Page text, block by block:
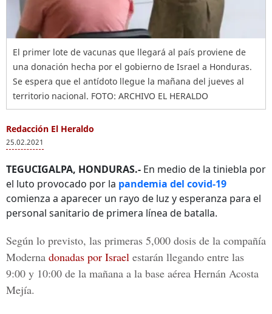
El primer lote de vacunas que llegará al país proviene de
una donación hecha por el gobierno de Israel a Honduras.
Se espera que el antídoto llegue la mañana del jueves al
territorio nacional. FOTO: ARCHIVO EL HERALDO
Redacción El Heraldo
25.02.2021
TEGUCIGALPA, HONDURAS.- En medio de la tiniebla por
el luto provocado por la pandemia del covid-19
comienza a aparecer un rayo de luz y esperanza para el
personal sanitario de primera línea de batalla.
Según lo previsto, las primeras 5,000 dosis de la compañía
Moderna donadas por Israel estarán llegando entre las
9:00 y 10:00 de la mañana a la base aérea Hernán Acosta
Mejía.